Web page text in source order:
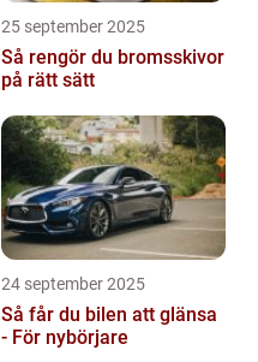
25 september 2025
Så rengör du bromsskivor
på rätt sätt
24 september 2025
Så får du bilen att glänsa
- För nybörjare